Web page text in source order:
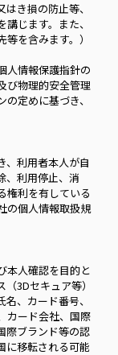
き損の防止等、
じます。また、
を含みます。）
人情報保護指針の
び物理的安全管理
定めに基づき、
、利用者本人が自
、利用停止、消
権利を有している
の個人情報取扱規
本人確認を目的と
3Dセキュア等）
、カード番号、
カード会社、国際
際ブランド等の認
に移転される可能